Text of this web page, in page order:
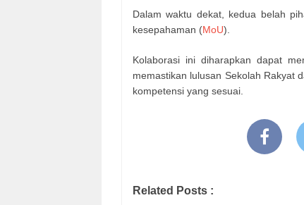
Dalam waktu dekat, kedua belah
kesepahaman (MoU).
Kolaborasi ini diharapkan dapat
memastikan lulusan Sekolah Rakyat
kompetensi yang sesuai.
Related Posts :